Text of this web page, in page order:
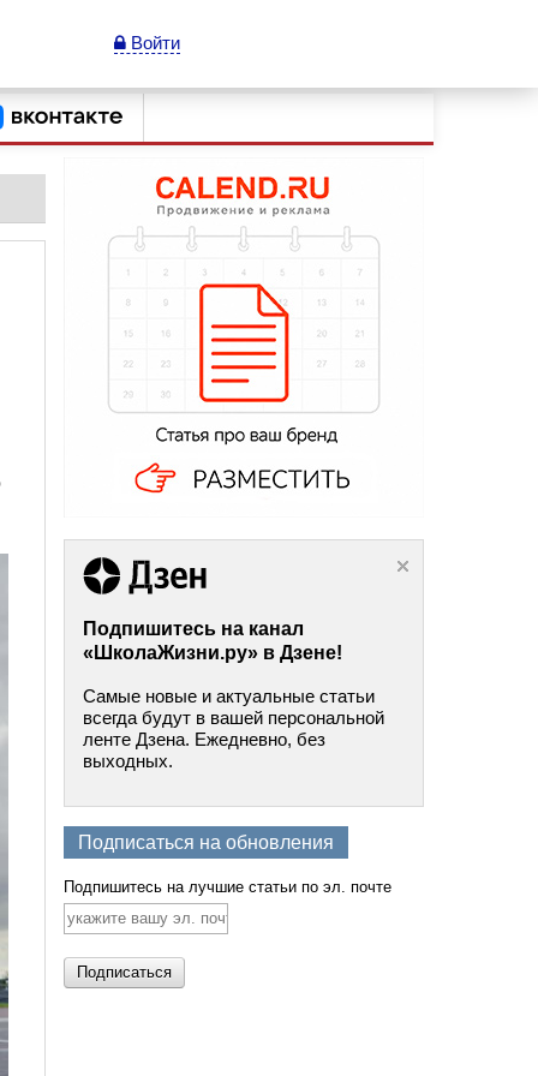
Войти
Подпишитесь на канал
«ШколаЖизни.ру» в Дзене!
Самые новые и актуальные статьи
всегда будут в вашей персональной
ленте Дзена. Ежедневно, без
выходных.
Подписаться на обновления
Подпишитесь на лучшие статьи по эл. почте